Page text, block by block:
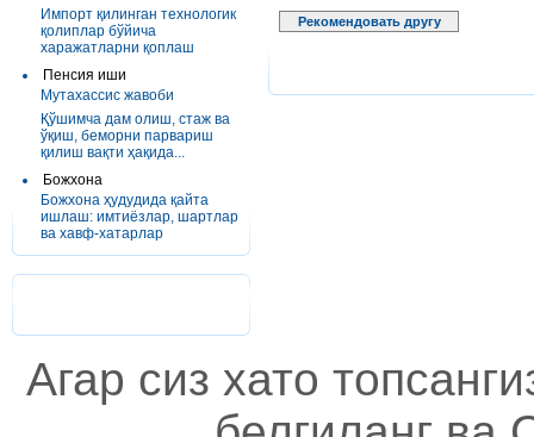
Импорт қилинган технологик
қолиплар бўйича
харажатларни қоплаш
Пенсия иши
Мутахассис жавоби
Қўшимча дам олиш, стаж ва
ўқиш, беморни парвариш
қилиш вақти ҳақида...
Божхона
Божхона ҳудудида қайта
ишлаш: имтиёзлар, шартлар
ва хавф-хатарлар
Рекомендовать другу
Агар сиз хато